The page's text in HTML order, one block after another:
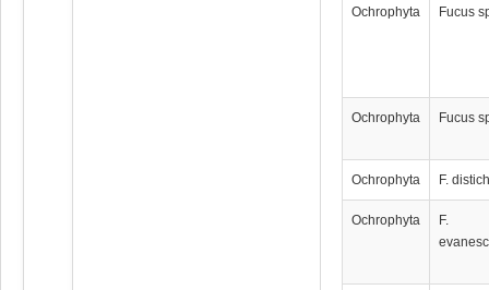
Ochrophyta Fucus
Ochrophyta Fucus
Ochrophyta F.
Ochrophyta
F.